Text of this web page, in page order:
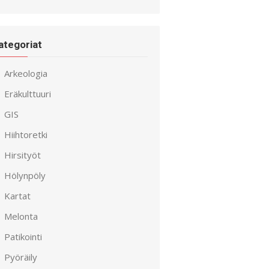
Arkeologia
Eräkulttuuri
GIS
Hiihtoretki
Hirsityöt
Hölynpöly
Kartat
Melonta
Patikointi
Pyöräily